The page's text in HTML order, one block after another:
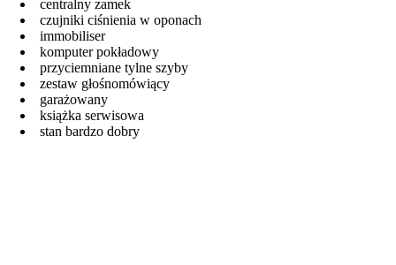
centralny zamek
czujniki ciśnienia w oponach
immobiliser
komputer pokładowy
przyciemniane tylne szyby
zestaw głośnomówiący
garażowany
książka serwisowa
stan bardzo dobry